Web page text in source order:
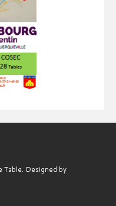
Table. Designed by